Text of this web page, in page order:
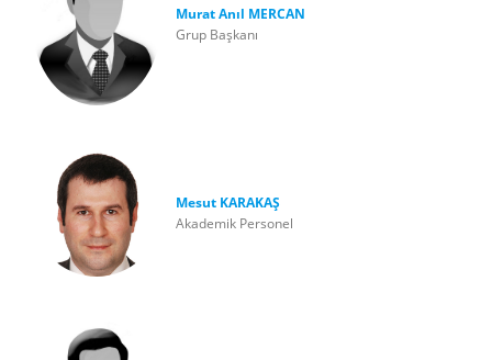
Murat Anıl MERCAN
Grup Başkanı
Mesut KARAKAŞ
Akademik Personel